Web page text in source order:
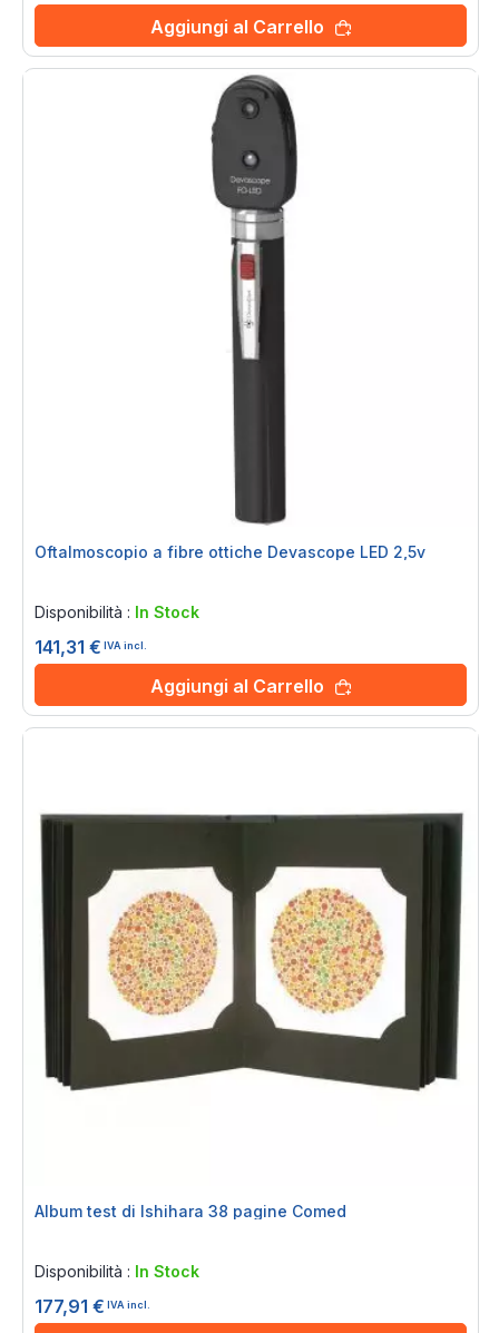
Aggiungi al Carrello
Oftalmoscopio a fibre ottiche Devascope LED 2,5v
Disponibilità : In Stock
141,31 € IVA incl.
Aggiungi al Carrello
Album test di Ishihara 38 pagine Comed
Disponibilità : In Stock
177,91 € IVA incl.